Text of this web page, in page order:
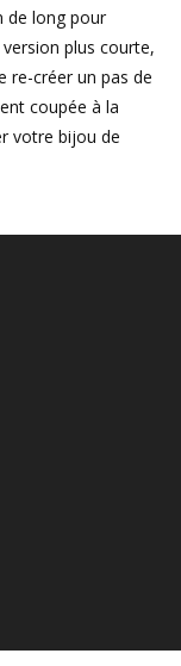
de long pour
plus courte,
re-créer un pas de
coupée à la
votre bijou de